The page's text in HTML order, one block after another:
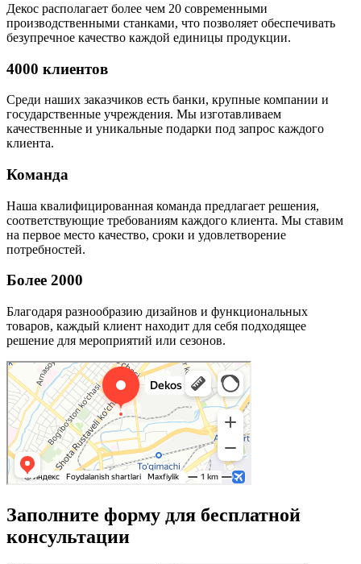
Декос располагает более чем 20 современными
производственными станками, что позволяет обеспечивать
безупречное качество каждой единицы продукции.
4000 клиентов
Среди наших заказчиков есть банки, крупные компании и
государственные учреждения. Мы изготавливаем
качественные и уникальные подарки под запрос каждого
клиента.
Команда
Наша квалифицированная команда предлагает решения,
соответствующие требованиям каждого клиента. Мы ставим
на первое место качество, сроки и удовлетворение
потребностей.
Более 2000
Благодаря разнообразию дизайнов и функциональных
товаров, каждый клиент находит для себя подходящее
решение для мероприятий или сезонов.
Заполните форму для бесплатной
консультации